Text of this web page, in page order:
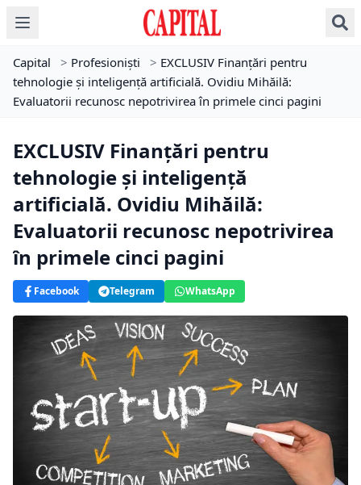
Capital > Profesioniști > EXCLUSIV Finanțări pentru
tehnologie și inteligență artificială. Ovidiu Mihăilă:
Evaluatorii recunosc nepotrivirea în primele cinci pagini
EXCLUSIV Finanțări pentru
tehnologie și inteligență
artificială. Ovidiu Mihăilă:
Evaluatorii recunosc nepotrivirea
în primele cinci pagini
Facebook Telegram WhatsApp